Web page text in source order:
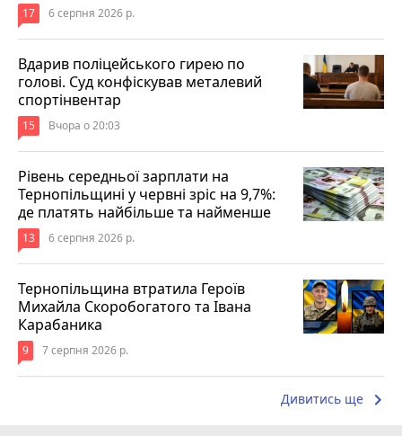
17 6 серпня 2026 р.
Вдарив поліцейського гирею по
голові. Суд конфіскував металевий
спортінвентар
15 Вчора о 20:03
Рівень середньої зарплати на
Тернопільщині у червні зріс на 9,7%:
де платять найбільше та найменше
13 6 серпня 2026 р.
Тернопільщина втратила Героїв
Михайла Скоробогатого та Івана
Карабаника
9 7 серпня 2026 р.
Дивитись ще keyboard_arrow_right